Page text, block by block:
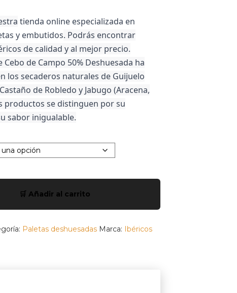
tienda online especializada en
y embutidos. Podrás encontrar
de calidad y al mejor precio.
Cebo de Campo 50% Deshuesada ha
los secaderos naturales de Guijuelo
de Robledo y Jabugo (Aracena,
productos se distinguen por su
sabor inigualable.
🛒 Añadir al carrito
Paletas deshuesadas Marca: Ibéricos